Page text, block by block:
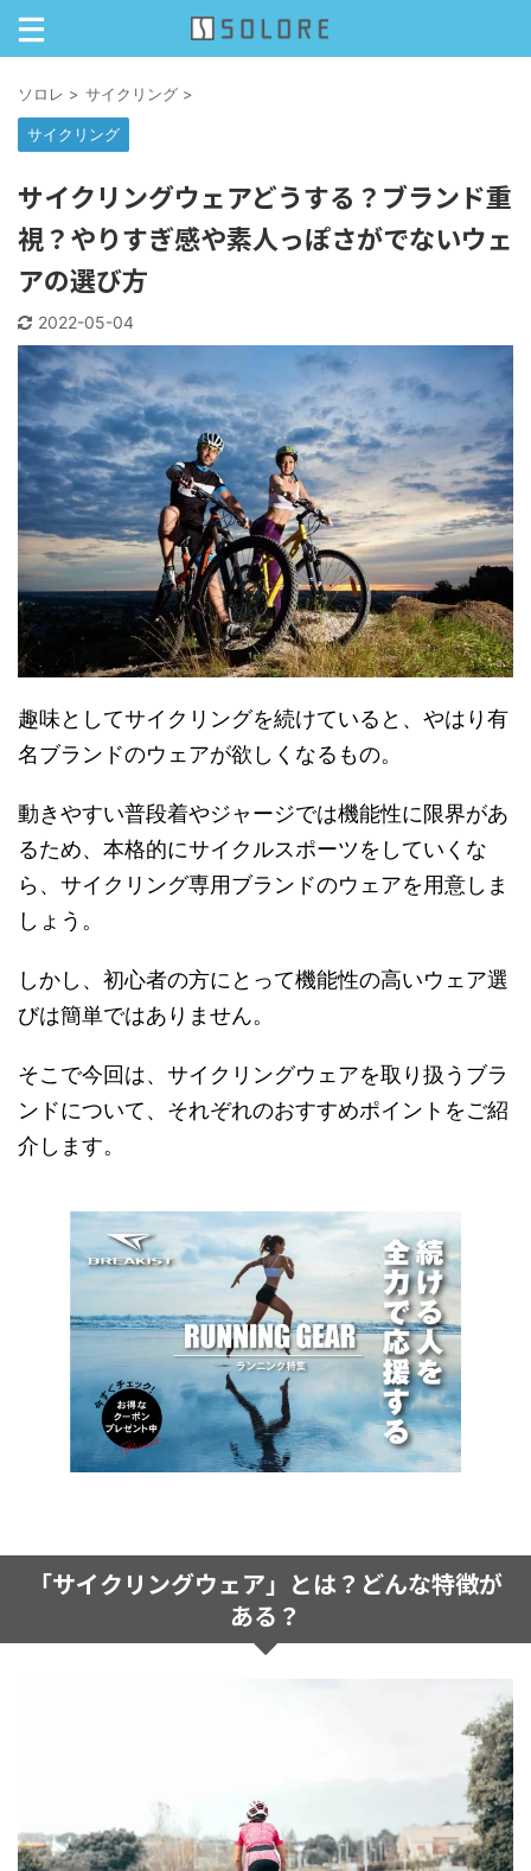
ソロレ > サイクリング >
サイクリング
サイクリングウェアどうする？ブランド重
視？やりすぎ感や素人っぽさがでないウェ
アの選び方
2022-05-04
趣味としてサイクリングを続けていると、やはり有
名ブランドのウェアが欲しくなるもの。
動きやすい普段着やジャージでは機能性に限界があ
るため、本格的にサイクルスポーツをしていくな
ら、サイクリング専用ブランドのウェアを用意しま
しょう。
しかし、初心者の方にとって機能性の高いウェア選
びは簡単ではありません。
そこで今回は、サイクリングウェアを取り扱うブラ
ンドについて、それぞれのおすすめポイントをご紹
介します。
「サイクリングウェア」とは？どんな特徴が
ある？